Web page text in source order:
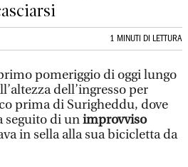
1 MINUTI DI LETTURA
pomeriggio di oggi lungo
dell’ingresso per
prima di Surigheddu, dove
seguito di unimprovviso
in sella alla sua bicicletta da